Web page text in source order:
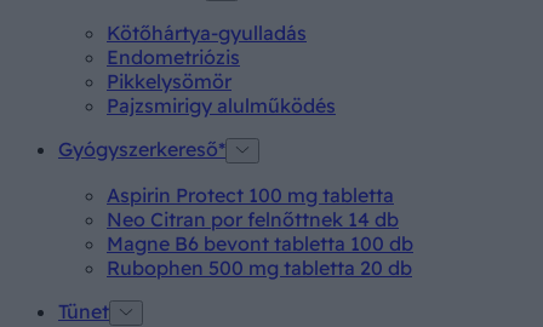
Kötőhártya-gyulladás
Endometriózis
Pikkelysömör
Pajzsmirigy alulműködés
Gyógyszerkereső*
Aspirin Protect 100 mg tabletta
Neo Citran por felnőttnek 14 db
Magne B6 bevont tabletta 100 db
Rubophen 500 mg tabletta 20 db
Tünet